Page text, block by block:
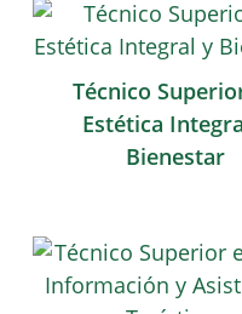
Técnico
Estética
Bienestar